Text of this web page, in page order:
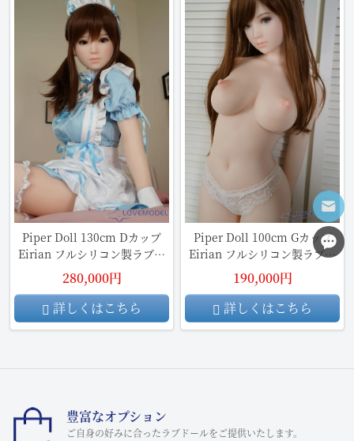
Piper Doll 130cm Dカップ
Eirian フルシリコン製ラブド
ール
280,000円
詳しくはこちら
Piper Doll 100cm Gカップ
Eirian フルシリコン製ラブド
ール
190,000円
詳しくはこちら
豊富なオプション
ご自身の好みに合ったラブドールをご提供いたします。